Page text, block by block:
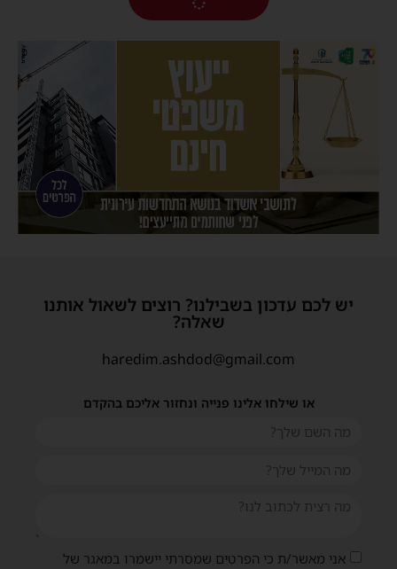
יש לכם עדכון בשבילנו? רוצים לשאול אותנו
שאלה?
haredim.ashdod@gmail.com
או שילחו אלינו פנייה ונחזור אליכם בהקדם
אני מאשר/ת כי הפרטים שמסרתי יישמרו במאגר של